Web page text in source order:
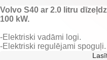
Volvo S40 ar 2.0 litru
100 kW.
-Elektriski vadāmi logi.
-Elektriski regulējami spoguļi.